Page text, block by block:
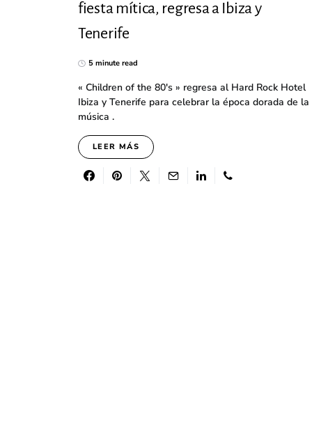
fiesta mítica, regresa a Ibiza y
Tenerife
5 minute read
« Children of the 80's » regresa al Hard Rock Hotel
Ibiza y Tenerife para celebrar la época dorada de la
música .
LEER MÁS